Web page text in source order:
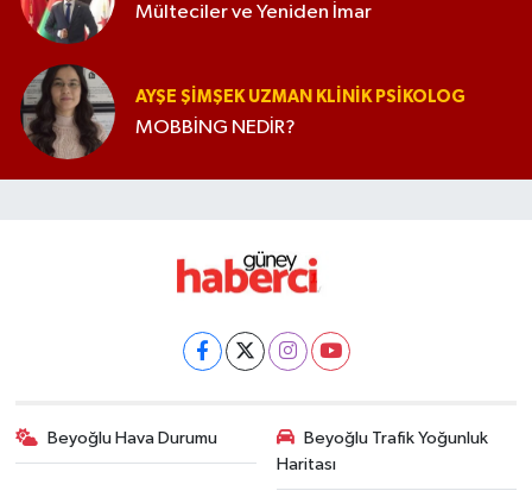
Mülteciler ve Yeniden İmar
AYŞE ŞIMŞEK UZMAN KLINIK PSIKOLOG
MOBBİNG NEDİR?
Beyoğlu Hava Durumu
Beyoğlu Trafik Yoğunluk
Haritası